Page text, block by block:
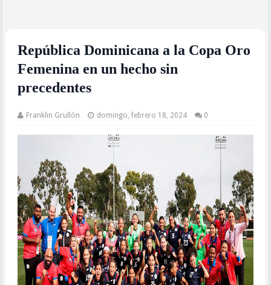
República Dominicana a la Copa Oro
Femenina en un hecho sin
precedentes
Franklin Grullón domingo, febrero 18, 2024 0